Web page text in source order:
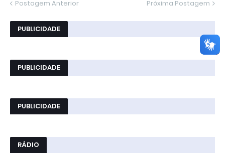
Postagem Anterior Próxima Postagem
PUBLICIDADE
PUBLICIDADE
PUBLICIDADE
RÁDIO